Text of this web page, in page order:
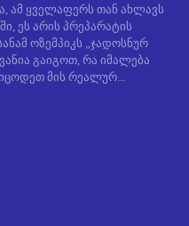
ამ ყველაფერს თან ახლავს
ეს არის პრეპარატის
ოზემპიკს „ჯადოსნურ
გაიგოთ, რა იმალება
მის რეალურ...